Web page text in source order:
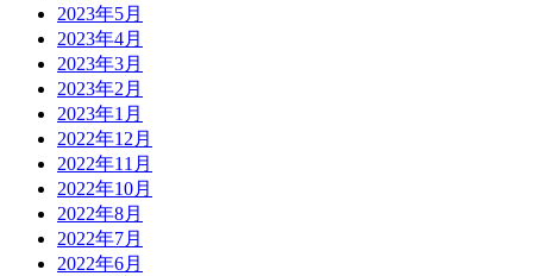
2023年5月
2023年4月
2023年3月
2023年2月
2023年1月
2022年12月
2022年11月
2022年10月
2022年8月
2022年7月
2022年6月